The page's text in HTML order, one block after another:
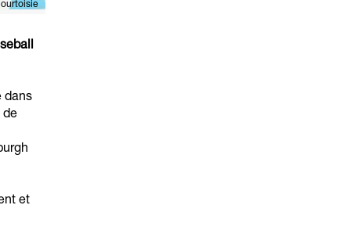
dans
de
et